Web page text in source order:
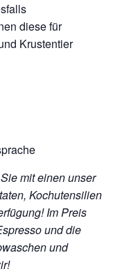
diese für
Krustentier
mit einen unser
Kochutensilien
Im Preis
und die
und